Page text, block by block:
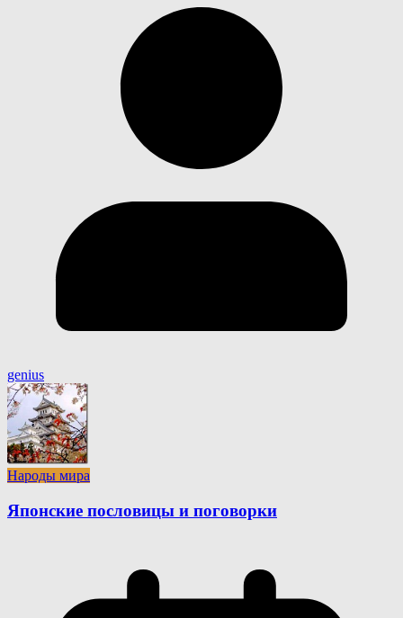
genius
Народы мира
Японские пословицы и поговорки